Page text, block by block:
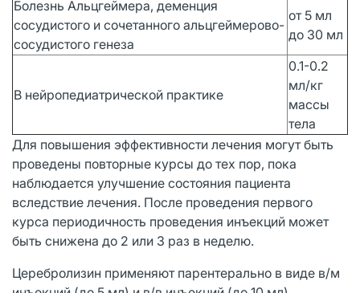
Болезнь Альцгеймера, деменция
сосудистого и сочетанного альцгеймерово-
сосудистого генеза
от 5 мл
до 30 мл
В нейропедиатрической практике
0.1-0.2
мл/кг
массы
тела
Для повышения эффективности лечения могут быть
проведены повторные курсы до тех пор, пока
наблюдается улучшение состояния пациента
вследствие лечения. После проведения первого
курса периодичность проведения инъекций может
быть снижена до 2 или 3 раз в неделю.
Церебролизин применяют парентерально в виде в/м